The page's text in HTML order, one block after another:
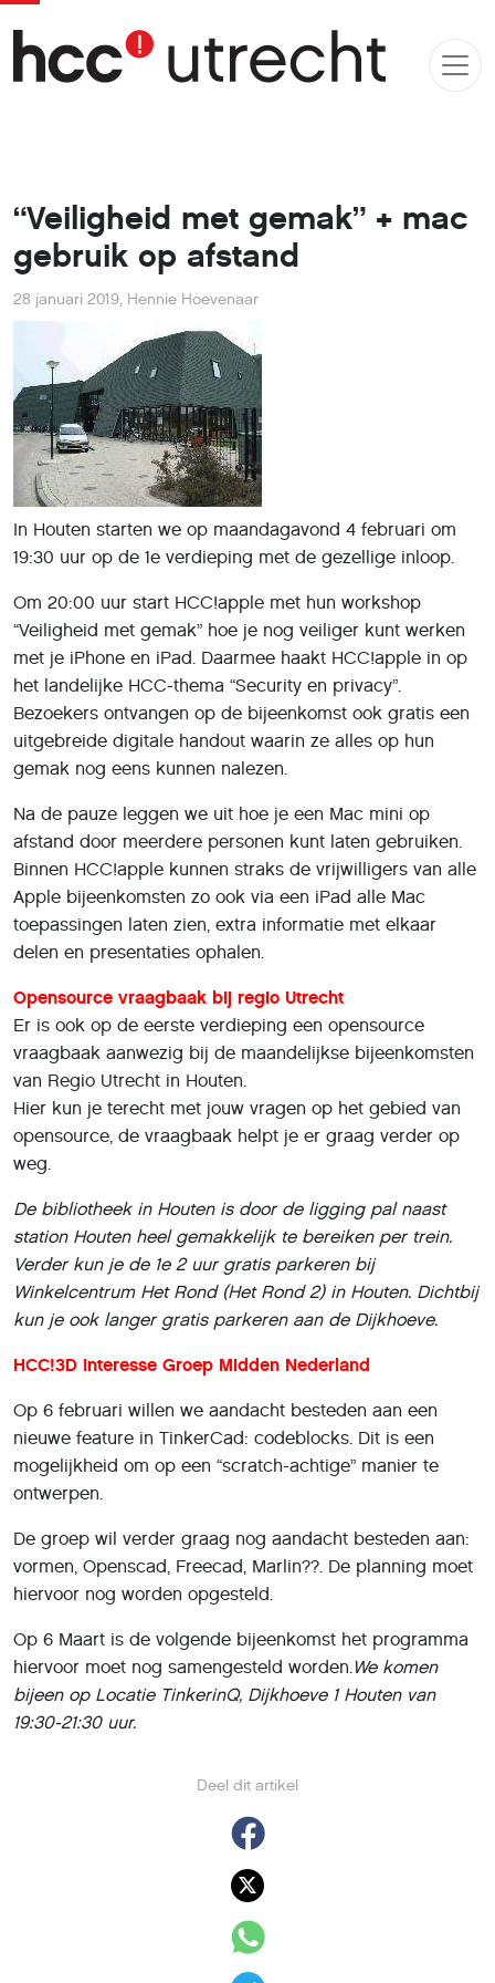
“Veiligheid met gemak” + mac
gebruik op afstand
Deel dit artikel
28 januari 2019, Hennie Hoevenaar
In Houten starten we op maandagavond 4 februari om
19:30 uur op de 1e verdieping met de gezellige inloop.
Om 20:00 uur start HCC!apple met hun workshop
“Veiligheid met gemak” hoe je nog veiliger kunt werken
met je iPhone en iPad. Daarmee haakt HCC!apple in op
het landelijke HCC-thema “Security en privacy”.
Bezoekers ontvangen op de bijeenkomst ook gratis een
uitgebreide digitale handout waarin ze alles op hun
gemak nog eens kunnen nalezen.
Na de pauze leggen we uit hoe je een Mac mini op
afstand door meerdere personen kunt laten gebruiken.
Binnen HCC!apple kunnen straks de vrijwilligers van alle
Apple bijeenkomsten zo ook via een iPad alle Mac
toepassingen laten zien, extra informatie met elkaar
delen en presentaties ophalen.
Opensource vraagbaak bij regio Utrecht
Er is ook op de eerste verdieping een opensource
vraagbaak aanwezig bij de maandelijkse bijeenkomsten
van Regio Utrecht in Houten.
Hier kun je terecht met jouw vragen op het gebied van
opensource, de vraagbaak helpt je er graag verder op
weg.
De bibliotheek in Houten is door de ligging pal naast
station Houten heel gemakkelijk te bereiken per trein.
Verder kun je de 1e 2 uur gratis parkeren bij
Winkelcentrum Het Rond (Het Rond 2) in Houten. Dichtbij
kun je ook langer gratis parkeren aan de Dijkhoeve.
HCC!3D Interesse Groep Midden Nederland
Op 6 februari willen we aandacht besteden aan een
nieuwe feature in TinkerCad: codeblocks. Dit is een
mogelijkheid om op een “scratch-achtige” manier te
ontwerpen.
De groep wil verder graag nog aandacht besteden aan:
vormen, Openscad, Freecad, Marlin??. De planning moet
hiervoor nog worden opgesteld.
Op 6 Maart is de volgende bijeenkomst het programma
hiervoor moet nog samengesteld worden.We komen
bijeen op Locatie TinkerinQ, Dijkhoeve 1 Houten van
19:30-21:30 uur.